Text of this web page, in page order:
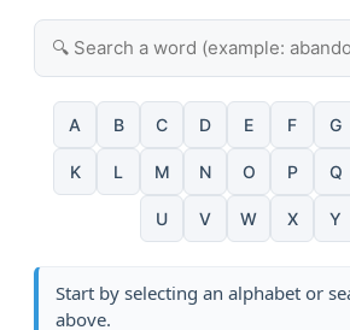
A B C D E F G
K L M N O P Q
U V W X Y
Start by selecting an alphabet or
above.